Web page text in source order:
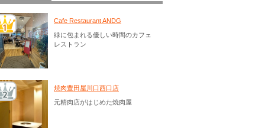
Cafe Restaurant ANDG
緑に包まれる優しい時間のカフェ
レストラン
焼肉豊田屋川口西口店
元精肉店がはじめた焼肉屋